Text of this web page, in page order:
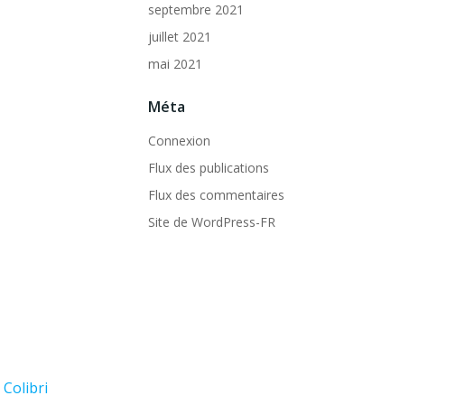
septembre 2021
juillet 2021
mai 2021
Méta
Connexion
Flux des publications
Flux des commentaires
Site de WordPress-FR
Colibri